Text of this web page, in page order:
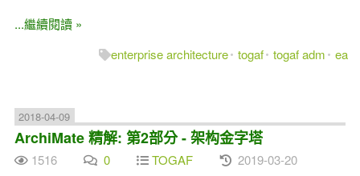
...繼續閱讀 »
enterprise architecture togaf togaf adm ea
2018-04-09
ArchiMate 精解: 第2部分 - 架构金字塔
1516 0 TOGAF 2019-03-20